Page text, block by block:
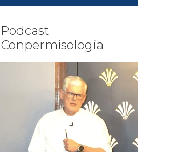
Podcast
Conpermisología